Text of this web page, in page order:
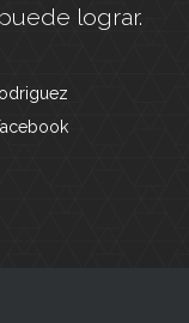
lograr.